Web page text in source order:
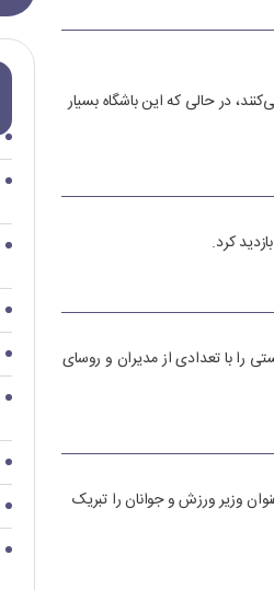
در حالی که این باشگاه بسیار
کرد.
را با تعدادی از مدیران و روسای
وزیر ورزش و جوانان را تبریک